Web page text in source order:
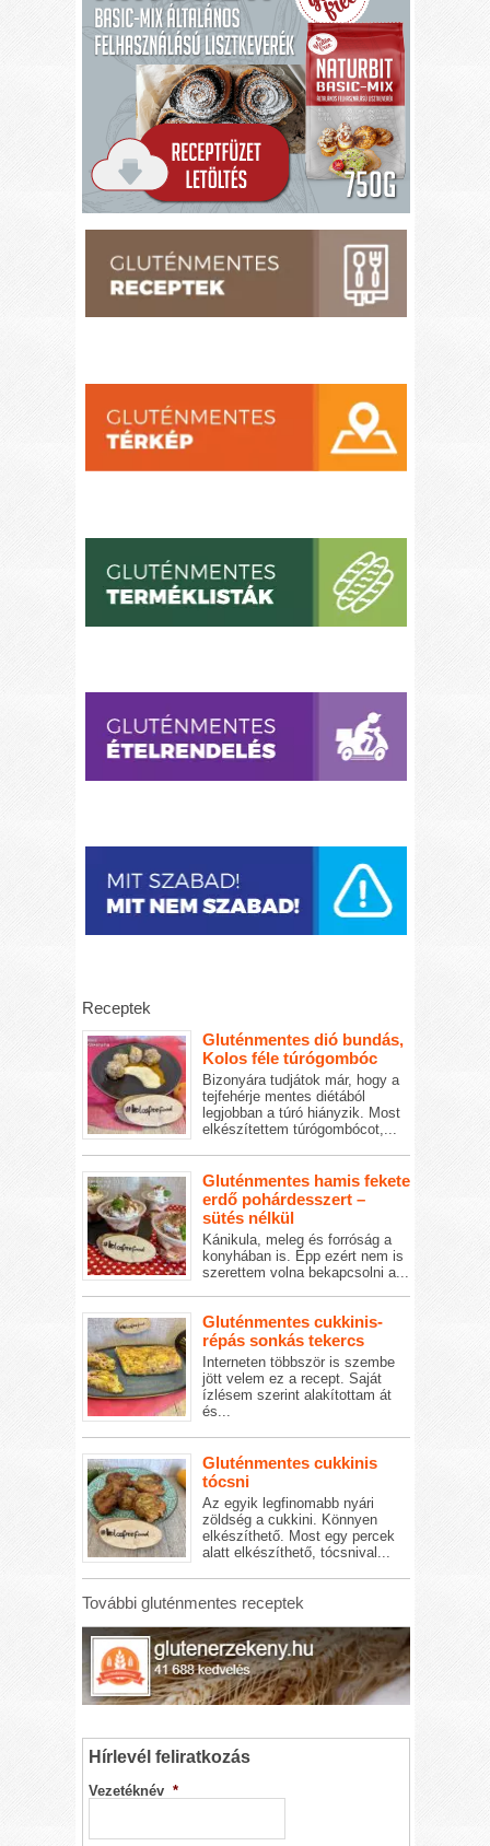
Receptek
Gluténmentes dió bundás,
Kolos féle túrógombóc
Bizonyára tudjátok már, hogy a
tejfehérje mentes diétából
legjobban a túró hiányzik. Most
elkészítettem túrógombócot,...
Gluténmentes hamis fekete
erdő pohárdesszert –
sütés nélkül
Kánikula, meleg és forróság a
konyhában is. Épp ezért nem is
szerettem volna bekapcsolni a...
Gluténmentes cukkinis-
répás sonkás tekercs
Interneten többször is szembe
jött velem ez a recept. Saját
ízlésem szerint alakítottam át
és...
Gluténmentes cukkinis
tócsni
Az egyik legfinomabb nyári
zöldség a cukkini. Könnyen
elkészíthető. Most egy percek
alatt elkészíthető, tócsnival...
További gluténmentes receptek
Hírlevél feliratkozás
Vezetéknév *